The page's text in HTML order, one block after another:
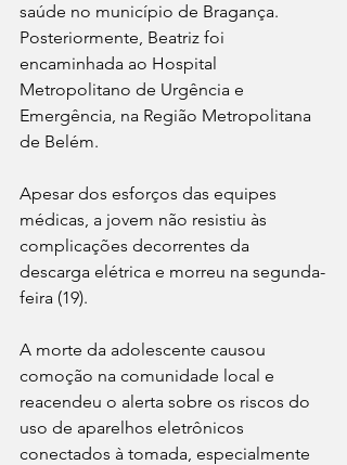
saúde no município de Bragança.
Posteriormente, Beatriz foi
encaminhada ao Hospital
Metropolitano de Urgência e
Emergência, na Região Metropolitana
de Belém.
Apesar dos esforços das equipes
médicas, a jovem não resistiu às
complicações decorrentes da
descarga elétrica e morreu na segunda-
feira (19).
A morte da adolescente causou
comoção na comunidade local e
reacendeu o alerta sobre os riscos do
uso de aparelhos eletrônicos
conectados à tomada, especialmente